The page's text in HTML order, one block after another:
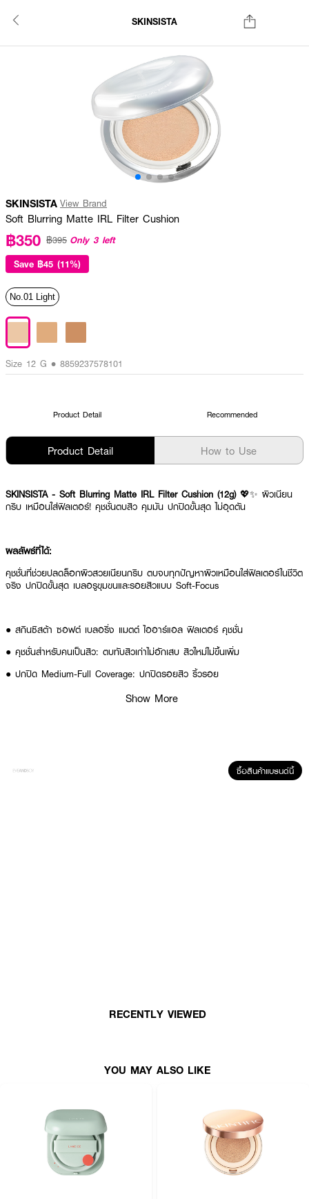
SKINSISTA
SKINSISTA View Brand
Soft Blurring Matte IRL Filter Cushion
฿350 ฿395 Only 3 left
Save ฿45 (11%)
No.01 Light
Size 12 G • 8859237578101
Product Detail Recommended
Product Detail How to Use
SKINSISTA - Soft Blurring Matte IRL Filter Cushion (12g) 💖✨ ผิวเนียน
กริบ เหมือนใส่ฟิลเตอร์! คุชชั่นตบสิว คุมมัน ปกปิดขั้นสุด ไม่อุดตัน
ผลลัพธ์ที่ได้:
คุชชั่นที่ช่วยปลดล็อกผิวสวยเนียนกริบ ตบจบทุกปัญหาผิวเหมือนใส่ฟิลเตอร์ในชีวิต
จริง ปกปิดขั้นสุด เบลอรูขุมขนและรอยสิวแบบ Soft-Focus
● สกินซิสต้า ซอฟต์ เบลอริ่ง แมตต์ ไออาร์แอล ฟิลเตอร์ คุชชั่น
● คุชชั่นสำหรับคนเป็นสิว: ตบทับสิวเก่าไม่อักเสบ สิวใหม่ไม่ขึ้นเพิ่ม
● ปกปิด Medium-Full Coverage: ปกปิดรอยสิว ริ้วรอย
● Semi-Matte Finish: แมตต์ แต่ไม่แห้ง ผิวหายใจได้
Show More
ซื้อสินค้าแบรนด์นี้
RECENTLY VIEWED
YOU MAY ALSO LIKE